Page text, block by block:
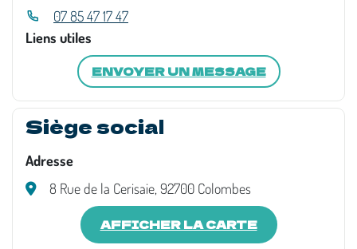
07 85 47 17 47
Liens utiles
ENVOYER UN MESSAGE
Siège social
Adresse
8 Rue de la Cerisaie, 92700 Colombes
AFFICHER LA CARTE